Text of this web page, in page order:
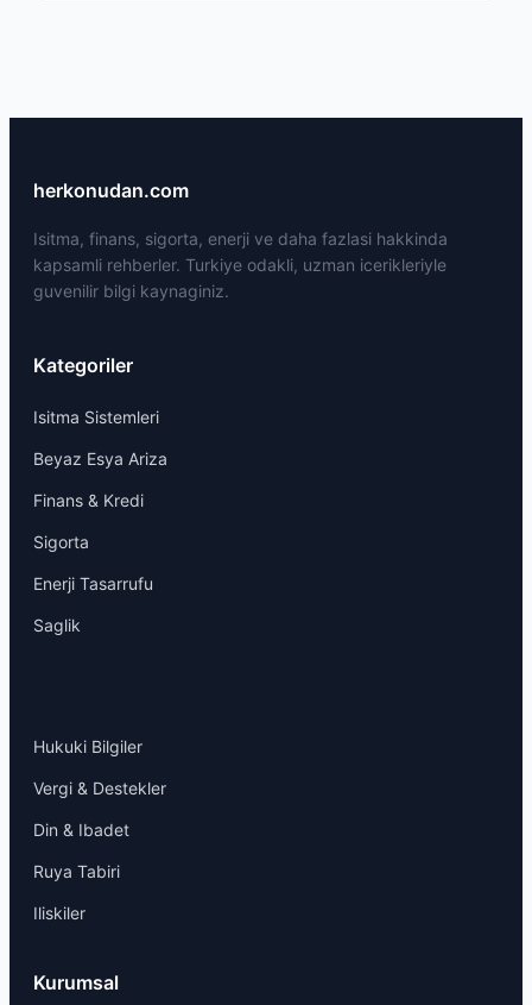
herkonudan.com
Isitma, finans, sigorta, enerji ve daha fazlasi hakkinda
kapsamli rehberler. Turkiye odakli, uzman icerikleriyle
guvenilir bilgi kaynaginiz.
Kategoriler
Isitma Sistemleri
Beyaz Esya Ariza
Finans & Kredi
Sigorta
Enerji Tasarrufu
Saglik
Hukuki Bilgiler
Vergi & Destekler
Din & Ibadet
Ruya Tabiri
Iliskiler
Kurumsal